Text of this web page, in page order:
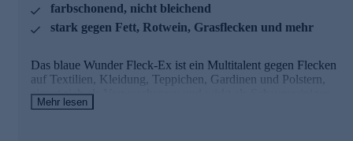
farbschonend, nicht bleichend
stark gegen Fett, Rotwein, Grasflecken und mehr
Das blaue Wunder Fleck-Ex ist ein Multitalent gegen Flecken
auf Textilien, Kleidung, Teppichen, Gardinen und Polstern,
eignet sich als Vorwaschspray und wirkt als Schaumreiniger
gegen Verschmutzungen auf Möbeln, Wänden, Böden ... usw.
Mehr lesen